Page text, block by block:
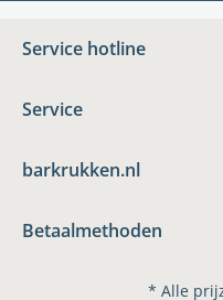
Service hotline
Service
barkrukken.nl
Betaalmethoden
* Alle